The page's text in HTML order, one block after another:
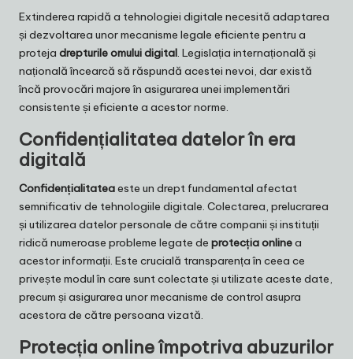
Extinderea rapidă a tehnologiei digitale necesită adaptarea
și dezvoltarea unor mecanisme legale eficiente pentru a
proteja drepturile omului digital. Legislația internațională și
națională încearcă să răspundă acestei nevoi, dar există
încă provocări majore în asigurarea unei implementări
consistente și eficiente a acestor norme.
Confidențialitatea datelor în era
digitală
Confidențialitateaeste un drept fundamental afectat
semnificativ de tehnologiile digitale. Colectarea, prelucrarea
și utilizarea datelor personale de către companii și instituții
ridică numeroase probleme legate de protecția onlinea
acestor informații. Este crucială transparența în ceea ce
privește modul în care sunt colectate și utilizate aceste date,
precum și asigurarea unor mecanisme de control asupra
acestora de către persoana vizată.
Protecția online împotriva abuzurilor